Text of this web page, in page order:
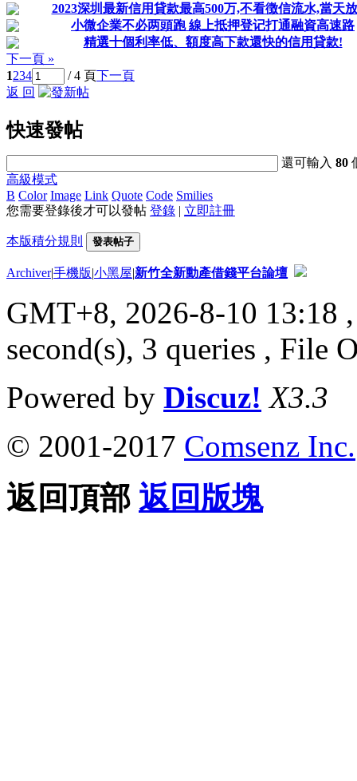
2023深圳最新信用貸款最高500万,不看徴信流水,當天
小微企業不必两頭跑 線上抵押登记打通融資高速路
精選十個利率低、額度高下款還快的信用貸款!
下一頁 »
1234 / 4 頁下一頁
返 回
快速發帖
還可輸入80
高級模式
B Color Image Link Quote Code Smilies
您需要登錄後才可以發帖 登錄 | 立即註冊
本版積分規則 發表帖子
Archiver|手機版|小黑屋|新竹全新動產借錢平台論壇
GMT+8, 2026-8-10 13:18
second(s), 3 queries , File
Powered by Discuz! X3.3
© 2001-2017 Comsenz Inc.
返回頂部 返回版塊